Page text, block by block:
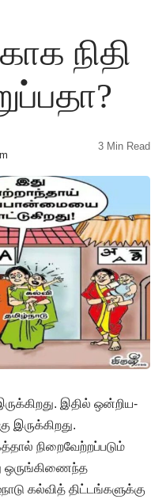
நிதி
3 Min Read
இதில் ஒன்றிய-
இருக்கிறது.
நிறைவேற்றப்படும்
ஒருங்கிணைந்த
கல்வித் திட்டங்களுக்கு